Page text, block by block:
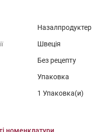
Назалпродуктер
Швеція
Без рецепту
Упаковка
1 Упаковка(и)